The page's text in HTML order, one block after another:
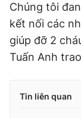
Chúng tôi
kết nối các
giúp đỡ 2
Tuấn Anh
Tin liên quan